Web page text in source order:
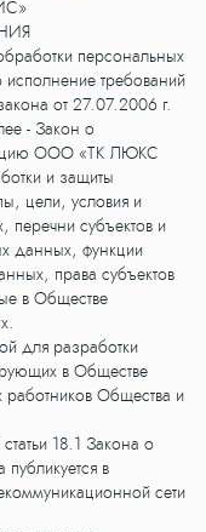
персональных
требований
от 27.07.2006 г.
- Закон о
ООО «ТК ЛЮКС
и защиты
цели, условия и
субъектов и
данных, функции
права субъектов
в Обществе
для разработки
в Обществе
Общества и
18.1 Закона о
в
сети